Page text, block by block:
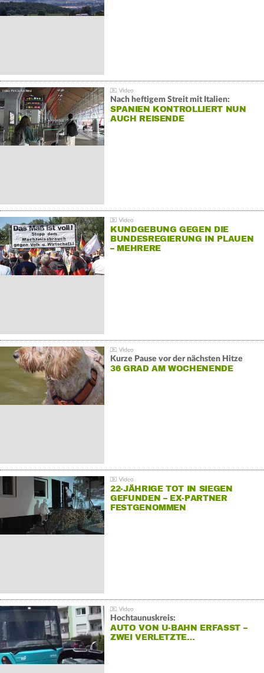
Nach heftigem Streit mit Italien:
SPANIEN KONTROLLIERT NUN
AUCH REISENDE
KUNDGEBUNG GEGEN DIE
BUNDESREGIERUNG IN PLAUEN
– MEHRERE
Kurze Pause vor der nächsten Hitze
36 GRAD AM WOCHENENDE
22-JÄHRIGE TOT IN SIEGEN
GEFUNDEN – EX-PARTNER
FESTGENOMMEN
Hochtaunuskreis:
AUTO VON U-BAHN ERFASST –
ZWEI VERLETZTE…